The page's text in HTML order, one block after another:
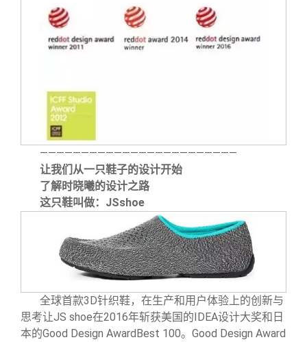
————————————————————————
让我们从一只鞋子的设计开始
了解时晓曦的设计之路
这只鞋叫做：JSshoe
全球首款3D针织鞋，在生产和用户体验上的创新与
思考让JS shoe在2016年斩获美国的IDEA设计大奖和日
本的Good Design AwardBest 100。Good Design Award